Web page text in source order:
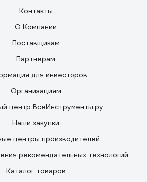
Контакты
О Компании
Поставщикам
Партнерам
для инвесторов
Организациям
центр ВсеИнструменты.ру
Наши закупки
центры производителей
рекомендательных технологий
Каталог товаров